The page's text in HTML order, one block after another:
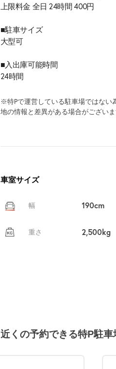
上限料金 全日 24時間 400円
■駐車サイズ
大型可
■入出庫可能時間
24時間
※特Pで運営している駐車場ではない
地の情報と差異がある場合がございま
車室サイズ
幅 190cm
重さ 2,500kg
近くの予約できる特P駐車